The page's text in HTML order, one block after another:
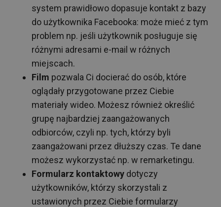
system prawidłowo dopasuje kontakt z bazy
do użytkownika Facebooka: może mieć z tym
problem np. jeśli użytkownik posługuje się
różnymi adresami e-mail w różnych
miejscach.
Film pozwala Ci docierać do osób, które
oglądały przygotowane przez Ciebie
materiały wideo. Możesz również określić
grupę najbardziej zaangażowanych
odbiorców, czyli np. tych, którzy byli
zaangażowani przez dłuższy czas. Te dane
możesz wykorzystać np. w remarketingu.
Formularz kontaktowy dotyczy
użytkowników, którzy skorzystali z
ustawionych przez Ciebie formularzy